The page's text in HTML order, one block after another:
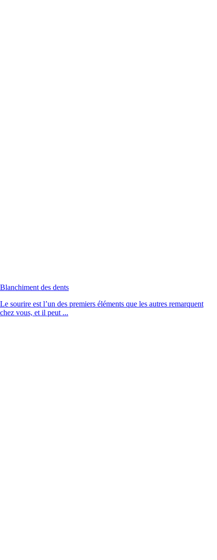
Blanchiment des dents
Le sourire est l’un des premiers éléments que les autres remarquent
chez vous, et il peut ...